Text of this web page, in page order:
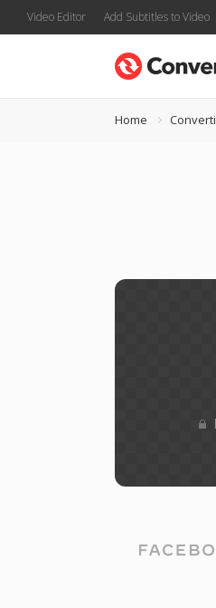
Video Editor Add Subtitles to Video
Home